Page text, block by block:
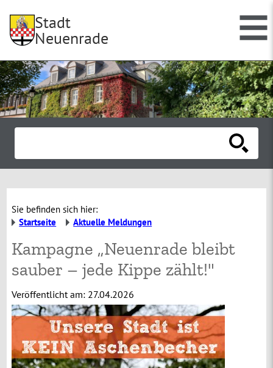
Stadt
Neuenrade
Sie befinden sich hier:
Startseite
Aktuelle Meldungen
Kampagne „Neuenrade bleibt
sauber – jede Kippe zählt!"
Veröffentlicht am: 27.04.2026